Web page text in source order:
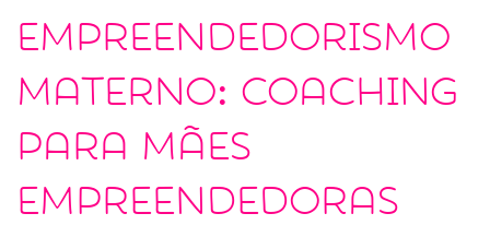
Empreendedorismo
materno: coaching
para mães
empreendedoras